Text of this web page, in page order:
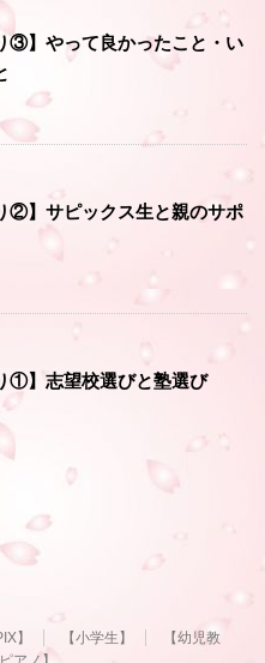
③】やって良かったこと・い
②】サピックス生と親のサポ
①】志望校選びと塾選び
】 【小学生】
【幼児教